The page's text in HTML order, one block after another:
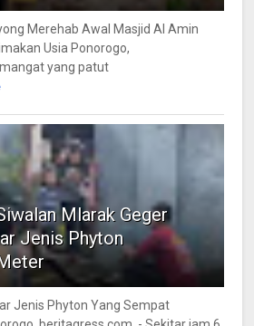
Merehab Awal Masjid Al Amin
Usia Ponorogo,
yang patut
Mlarak Geger
Jenis Phyton
Jenis Phyton Yang Sempat